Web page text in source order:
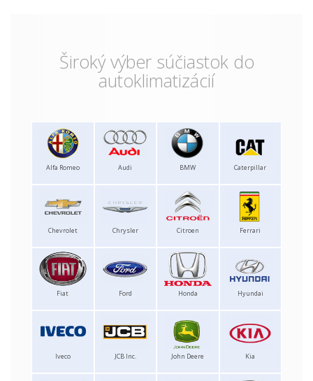
Široký výber súčiastok do
autoklimatizácií
Alfa Romeo Audi BMW Caterpillar
Chevrolet Chrysler Citroen Ferrari
Fiat Ford Honda Hyundai
Iveco JCB Inc. John Deere Kia